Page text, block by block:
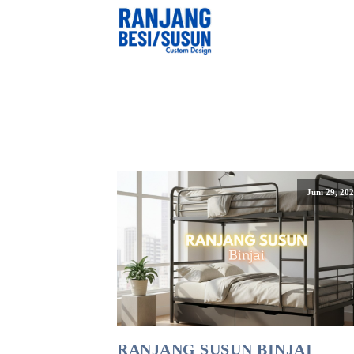
Juni 29,
RANJANG SUSUN BINJAI